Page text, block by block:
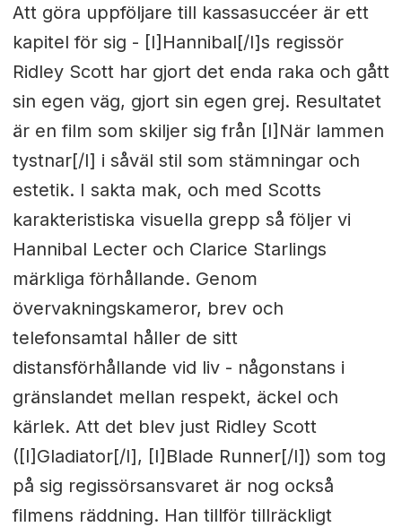
Att göra uppföljare till kassasuccéer är ett
kapitel för sig - [I]Hannibal[/I]s regissör
Ridley Scott har gjort det enda raka och gått
sin egen väg, gjort sin egen grej. Resultatet
är en film som skiljer sig från [I]När lammen
tystnar[/I] i såväl stil som stämningar och
estetik. I sakta mak, och med Scotts
karakteristiska visuella grepp så följer vi
Hannibal Lecter och Clarice Starlings
märkliga förhållande. Genom
övervakningskameror, brev och
telefonsamtal håller de sitt
distansförhållande vid liv - någonstans i
gränslandet mellan respekt, äckel och
kärlek. Att det blev just Ridley Scott
([I]Gladiator[/I], [I]Blade Runner[/I]) som tog
på sig regissörsansvaret är nog också
filmens räddning. Han tillför tillräckligt